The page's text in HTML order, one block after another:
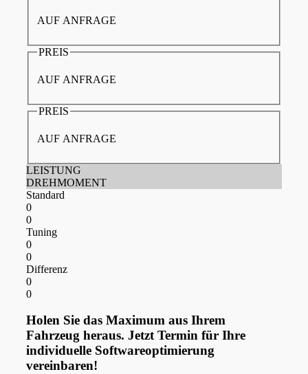
AUF ANFRAGE
PREIS
AUF ANFRAGE
PREIS
AUF ANFRAGE
LEISTUNG
DREHMOMENT
Standard
0
0
Tuning
0
0
Differenz
0
0
Holen Sie das Maximum aus Ihrem
Fahrzeug heraus. Jetzt Termin für Ihre
individuelle Softwareoptimierung
vereinbaren!